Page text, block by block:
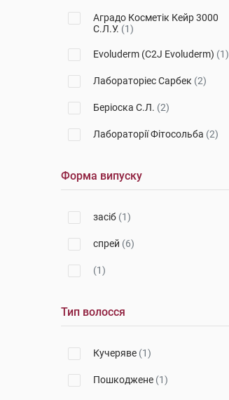
Аградо Косметік Кейр 3000
С.Л.У. (1)
Evoluderm (C2J Evoluderm) (1)
Лабораторіес Сарбек (2)
Беріоска С.Л. (2)
Лабораторії Фітосольба (2)
Форма випуску
засіб (1)
спрей (6)
(1)
Тип волосся
Кучеряве (1)
Пошкоджене (1)